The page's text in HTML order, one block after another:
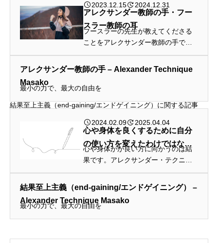
2023.12.15 2024.12.31
アレクサンダー教師の手・フー
スラー教師の耳
フースラーの先生が教えてくださる
ことをアレクサンダー教師の手で同
じことができるのかどうか。まだわ
かりません。
アレクサンダー教師の手 – Alexander Technique
Masako
最小の力で、最大の自由を
結果至上主義（end-gaining/エンドゲイニング）に関する記事
2024.02.09 2025.04.04
心や身体を良くするために自分
の使い方を変えたわけではな
い。
心や身体がが良い方に向かうのは結
果です。アレクサンダー・テクニー
クのレッスンでやることは、ただ新
しい自分の使い方を身に着けていく
ことだけです。
結果至上主義（end-gaining/エンドゲイニング） –
Alexander Technique Masako
最小の力で、最大の自由を